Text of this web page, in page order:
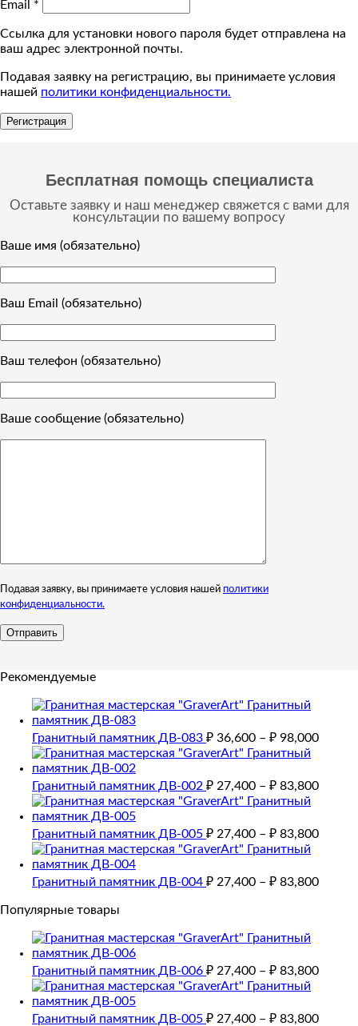
Email *
Ссылка для установки нового пароля будет отправлена ​​на
ваш адрес электронной почты.
Подавая заявку на регистрацию, вы принимаете условия
нашей политики конфиденциальности.
Регистрация
Бесплатная помощь специалиста
Оставьте заявку и наш менеджер свяжется с вами для
консультации по вашему вопросу
Ваше имя (обязательно)
Ваш Email (обязательно)
Ваш телефон (обязательно)
Ваше сообщение (обязательно)
Подавая заявку, вы принимаете условия нашей политики
конфиденциальности.
Рекомендуемые
Гранитный памятник ДВ-083 ₽ 36,600 – ₽ 98,000
Гранитный памятник ДВ-002 ₽ 27,400 – ₽ 83,800
Гранитный памятник ДВ-005 ₽ 27,400 – ₽ 83,800
Гранитный памятник ДВ-004 ₽ 27,400 – ₽ 83,800
Популярные товары
Гранитный памятник ДВ-006 ₽ 27,400 – ₽ 83,800
Гранитный памятник ДВ-005 ₽ 27,400 – ₽ 83,800